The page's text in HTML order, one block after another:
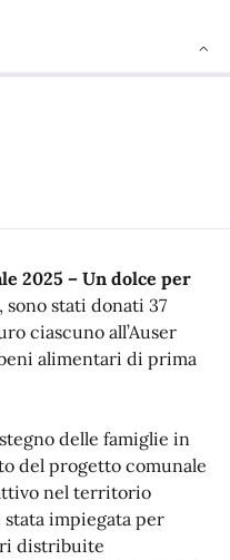
2025 – Un dolce per
, sono stati donati 37
ciascuno all’Auser
alimentari di prima
delle famiglie in
del progetto comunale
nel territorio
stata impiegata per
distribuite